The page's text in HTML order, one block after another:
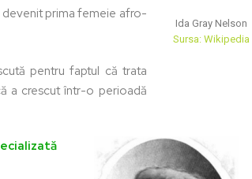
devenit prima femeie afro-
pentru faptul că trata
a crescut într-o perioadă
Ida Gray Nelson
Sursa: Wikipedia